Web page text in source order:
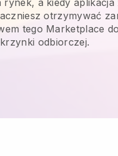
rynek, a kiedy aplikacja
otrzymywać
tego Marketplace
odbiorczej.